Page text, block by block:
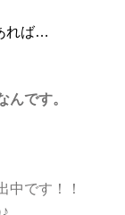
れば…
んです。
中です！！